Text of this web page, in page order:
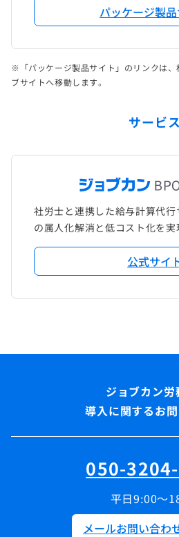
パッケージ製
※「パッケージ製品サイト」のリンクは、
ブサイトへ移動します。
サービス
社労士と連携した給与計算代
の属人化解消と低コスト化を実
公式サイ
導入に関するお
050-
平日9:00～
メールお問い合わ